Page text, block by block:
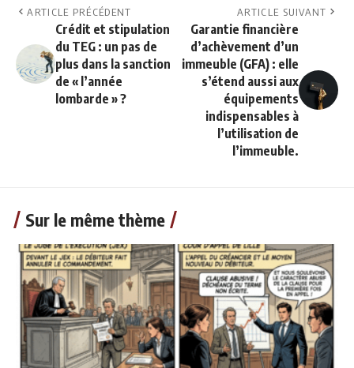
ARTICLE PRÉCÉDENT
Crédit et stipulation
du TEG : un pas de
plus dans la sanction
de « l’année
lombarde » ?
ARTICLE SUIVANT
Garantie financière
d’achèvement d’un
immeuble (GFA) : elle
s’étend aussi aux
équipements
indispensables à
l’utilisation de
l’immeuble.
Sur le même thème